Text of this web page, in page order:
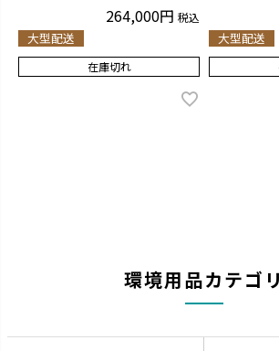
264,000 税込
大型配送
在庫切れ
大型配送
環境用品カテゴリ